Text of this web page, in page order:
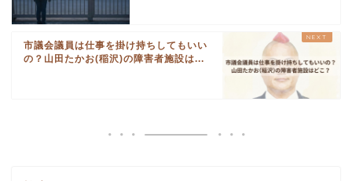
市議会議員は仕事を掛け持ちしてもいい
の？山田たかお(稲沢)の障害者施設は...